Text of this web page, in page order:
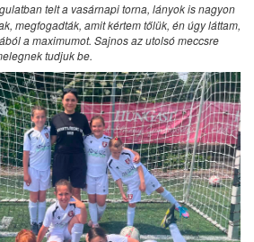
telt a vasárnapi torna, lányok is nagyon
megfogadták, amit kértem tőlük, én úgy láttam,
a maximumot. Sajnos az utolsó meccsre
tudjuk be.